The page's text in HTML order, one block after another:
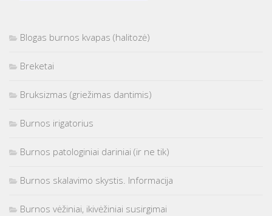
Blogas burnos kvapas (halitozė)
Breketai
Bruksizmas (griežimas dantimis)
Burnos irigatorius
Burnos patologiniai dariniai (ir ne tik)
Burnos skalavimo skystis. Informacija
Burnos vėžiniai, ikivėžiniai susirgimai